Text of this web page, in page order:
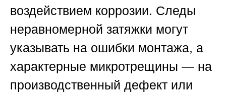
воздействием коррозии. Следы
неравномерной затяжки могут
указывать на ошибки монтажа, а
характерные микротрещины — на
производственный дефект или